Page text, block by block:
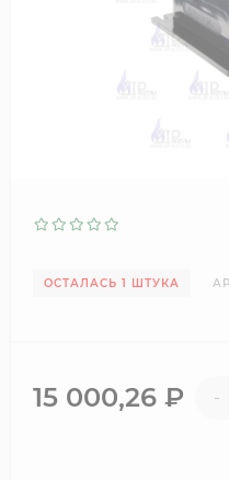
ОСТАЛАСЬ 1 ШТУКА
15 000,26 ₽ -